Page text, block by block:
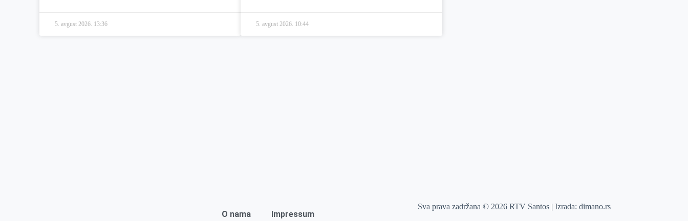
5. avgust 2026. 13:36 5. avgust 2026. 10:44
O nama Impressum
Sva prava zadržana © 2026 RTV Santos | Izrada:dimano.rs